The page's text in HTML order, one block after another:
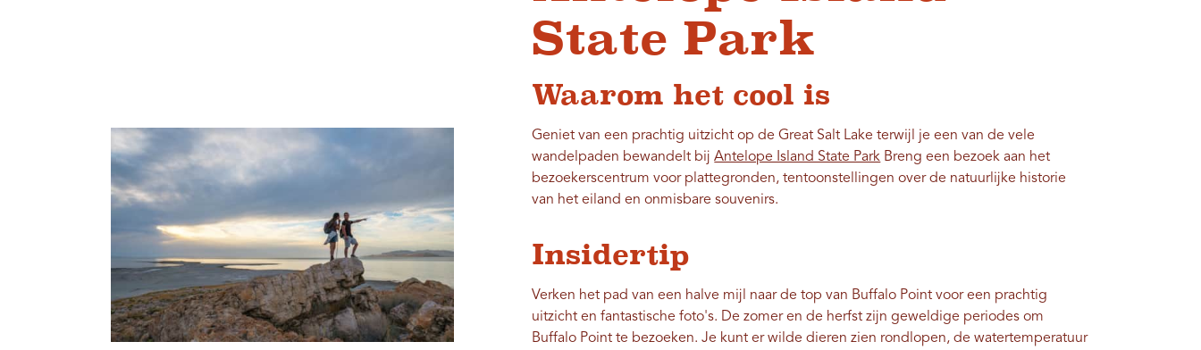
State Park
Waarom het cool is
Geniet van een prachtig uitzicht op de Great Salt Lake terwijl je een van de vele
wandelpaden bewandelt bijAntelope Island State Park Breng een bezoek aan het
bezoekerscentrum voor plattegronden, tentoonstellingen over de natuurlijke historie
van het eiland en onmisbare souvenirs.
Insidertip
Verken het pad van een halve mijl naar de top van Buffalo Point voor een prachtig
uitzicht en fantastische foto's. De zomer en de herfst zijn geweldige periodes om
Buffalo Point te bezoeken. Je kunt er wilde dieren zien rondlopen, de watertemperatuur